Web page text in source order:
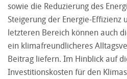
sowie die Reduzierung des
Steigerung der Energie-Effizienz
letzteren Bereich können auch
ein klimafreundlicheres
Beitrag liefern. Im Hinblick auf
Investitionskosten für den